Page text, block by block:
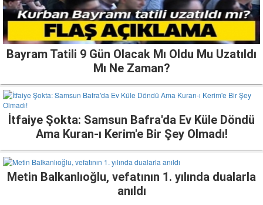
Bayram Tatili 9 Gün Olacak Mı Oldu Mu Uzatıldı
Mı Ne Zaman?
İtfaiye Şokta: Samsun Bafra'da Ev Küle Döndü
Ama Kuran-ı Kerim'e Bir Şey Olmadı!
Metin Balkanlıoğlu, vefatının 1. yılında dualarla
anıldı